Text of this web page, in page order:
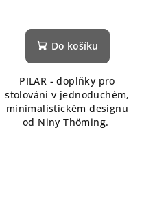
Do košíku
PILAR - doplňky pro
stolování v jednoduchém,
minimalistickém designu
od Niny Thöming.